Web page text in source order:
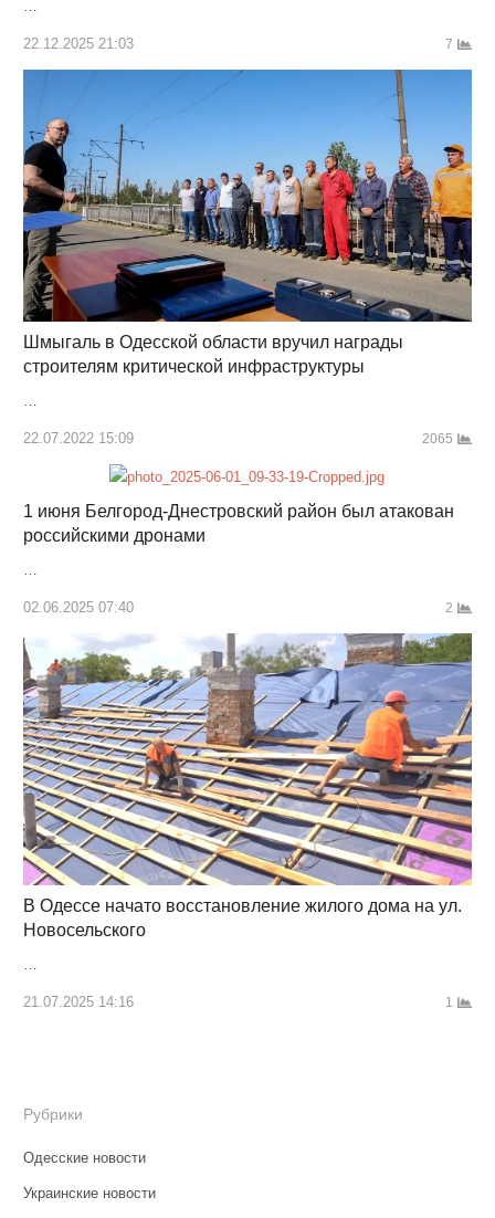
…
22.12.2025 21:03 7
Шмыгаль в Одесской области вручил награды
строителям критической инфраструктуры
…
22.07.2022 15:09 2065
1 июня Белгород-Днестровский район был атакован
российскими дронами
…
02.06.2025 07:40 2
В Одессе начато восстановление жилого дома на ул.
Новосельского
…
21.07.2025 14:16 1
Рубрики
Одесские новости
Украинские новости